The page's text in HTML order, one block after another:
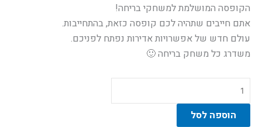
הקופסה המושלמת למשחקי בריחה!
אתם חייבים שתהיה לכם קופסה כזאת, בהתחייבות.
עולם חדש של אפשרויות אדירות נפתח לפניכם.
משדרג כל משחק בריחה 🙂
הוספה לסל